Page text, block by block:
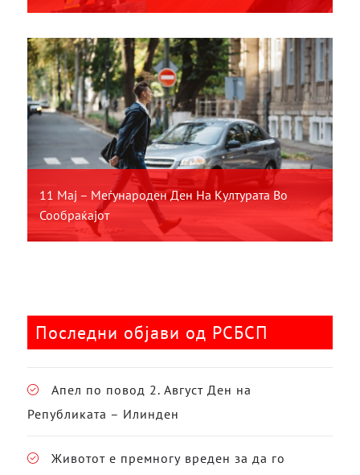
11 Мај – Меѓународен Ден На Културата Во
Сообраќајот
Последни објави од РСБСП
Апел по повод 2. Август Ден на
Републиката – Илинден
Животот е премногу вреден за да го